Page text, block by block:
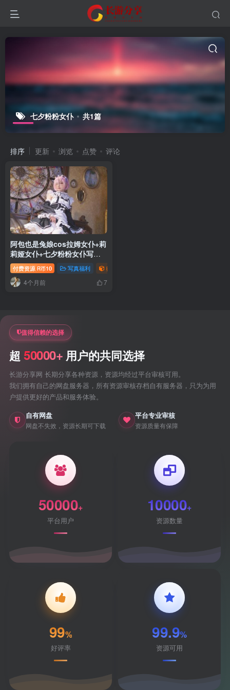
七夕粉粉女仆 共1篇
排序 更新 浏览 点赞 评论
阿包也是兔娘cos拉姆女仆+莉
莉娅女仆+七夕粉粉女仆写真
合集
付费资源 R币10 写真福利 御姐写真照片专题
4个月前 7
值得信赖的选择
超50000+ 用户的共同选择
长游分享网 长期分享各种资源，资源均经过平台审核可用。
我们拥有自己的网盘服务器，所有资源审核存档自有服务器，只为为用
户提供更好的产品和服务体验。
自有网盘
网盘不失效，资源长期可下载
平台专业审核
资源质量有保障
50000+
平台用户
10000+
资源数量
99%
好评率
99.9%
资源可用